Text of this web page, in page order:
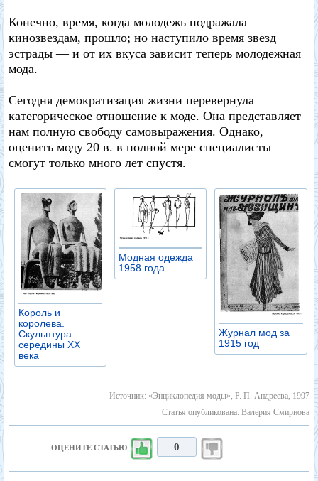
Конечно, время, когда молодежь подражала
кинозвездам, прошло; но наступило время звезд
эстрады — и от их вкуса зависит теперь молодежная
мода.
Сегодня демократизация жизни перевернула
категорическое отношение к моде. Она представляет
нам полную свободу самовыражения. Однако,
оценить моду 20 в. в полной мере специалисты
смогут только много лет спустя.
Король и
королева.
Скульптура
середины XX
века
Модная одежда
1958 года
Журнал мод за
1915 год
Источник: «Энциклопедия моды», Р. П. Андреева, 1997
Статья опубликована: Валерия Смирнова
ОЦЕНИТЕ СТАТЬЮ 0